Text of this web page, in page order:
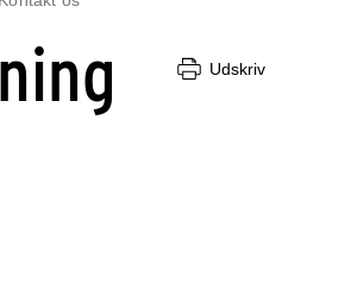
Udskriv